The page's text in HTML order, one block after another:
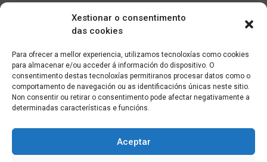
Xestionar o consentimento
das cookies
Para ofrecer a mellor experiencia, utilizamos tecnoloxías como cookies
para almacenar e/ou acceder á información do dispositivo. O
consentimento destas tecnoloxías permitiranos procesar datos como o
comportamento de navegación ou as identificacións únicas neste sitio.
Non consentir ou retirar o consentimento pode afectar negativamente a
determinadas características e funcións.
Aceptar